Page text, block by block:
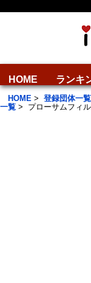
HOME ランキ
HOME > 登録団体一覧
一覧 > プローサムフィ